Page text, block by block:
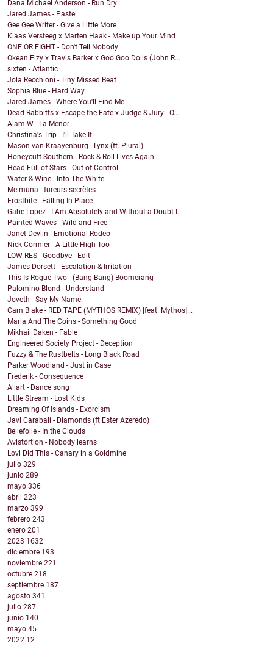
Dana Michael Anderson - Run Dry
Jared James - Pastel
Gee Gee Writer - Give a Little More
Klaas Versteeg x Marten Haak - Make up Your Mind
ONE OR EIGHT - Don't Tell Nobody
Okean Elzy x Travis Barker x Goo Goo Dolls (John R...
sixten - Atlantic
Jola Recchioni - Tiny Missed Beat
Sophia Blue - Hard Way
Jared James - Where You'll Find Me
Dead Rabbitts x Escape the Fate x Judge & Jury - O...
Alam W - La Menor
Christina's Trip - I'll Take It
Mason van Kraayenburg - Lynx (ft. Plural)
Honeycutt Southern - Rock & Roll Lives Again
Head Full of Stars - Out of Control
Water & Wine - Into The White
Meimuna - fureurs secrètes
Frostbite - Falling In Place
Gabe Lopez - I Am Absolutely and Without a Doubt I...
Painted Waves - Wild and Free
Janet Devlin - Emotional Rodeo
Nick Cormier - A Little High Too
LOW-RES - Goodbye - Edit
James Dorsett - Escalation & Irritation
This Is Rogue Two - (Bang Bang) Boomerang
Palomino Blond - Understand
Joveth - Say My Name
Cam Blake - RED TAPE (MYTHOS REMIX) [feat. Mythos]...
Maria And The Coins - Something Good
Mikhail Daken - Fable
Engineered Society Project - Deception
Fuzzy & The Rustbelts - Long Black Road
Parker Woodland - Just in Case
Frederik - Consequence
Allart - Dance song
Little Stream - Lost Kids
Dreaming Of Islands - Exorcism
Javi Carabalí - Diamonds (ft Ester Azeredo)
Bellefolie - In the Clouds
Avistortion - Nobody learns
Lovi Did This - Canary in a Goldmine
julio 329
junio 289
mayo 336
abril 223
marzo 399
febrero 243
enero 201
2023 1632
diciembre 193
noviembre 221
octubre 218
septiembre 187
agosto 341
julio 287
junio 140
mayo 45
2022 12